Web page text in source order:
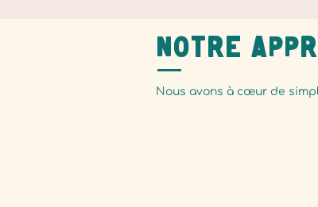
Notre
Nous avons à cœur de